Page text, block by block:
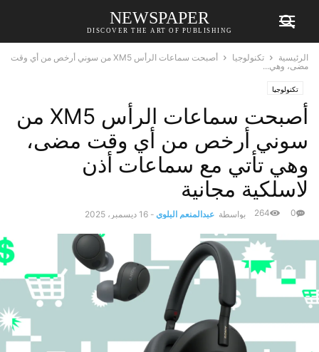
NEWSPAPER
DISCOVER THE ART OF PUBLISHING
الرئيسية تكنولوجيا
أصبحت سماعات الرأس XM5 من سوني أرخص من أي وقت
مضى، وهي...
تكنولوجيا
أصبحت سماعات الرأس XM5 من
سوني أرخص من أي وقت مضى،
وهي تأتي مع سماعات أذن
لاسلكية مجانية
بواسطة عبدالمنعم البلوي - 16 ديسمبر، 2025 0
264